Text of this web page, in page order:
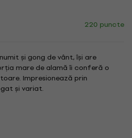
220 puncte
și gong de vânt, își are
mare de alamă îi conferă o
Impresionează prin
și variat.